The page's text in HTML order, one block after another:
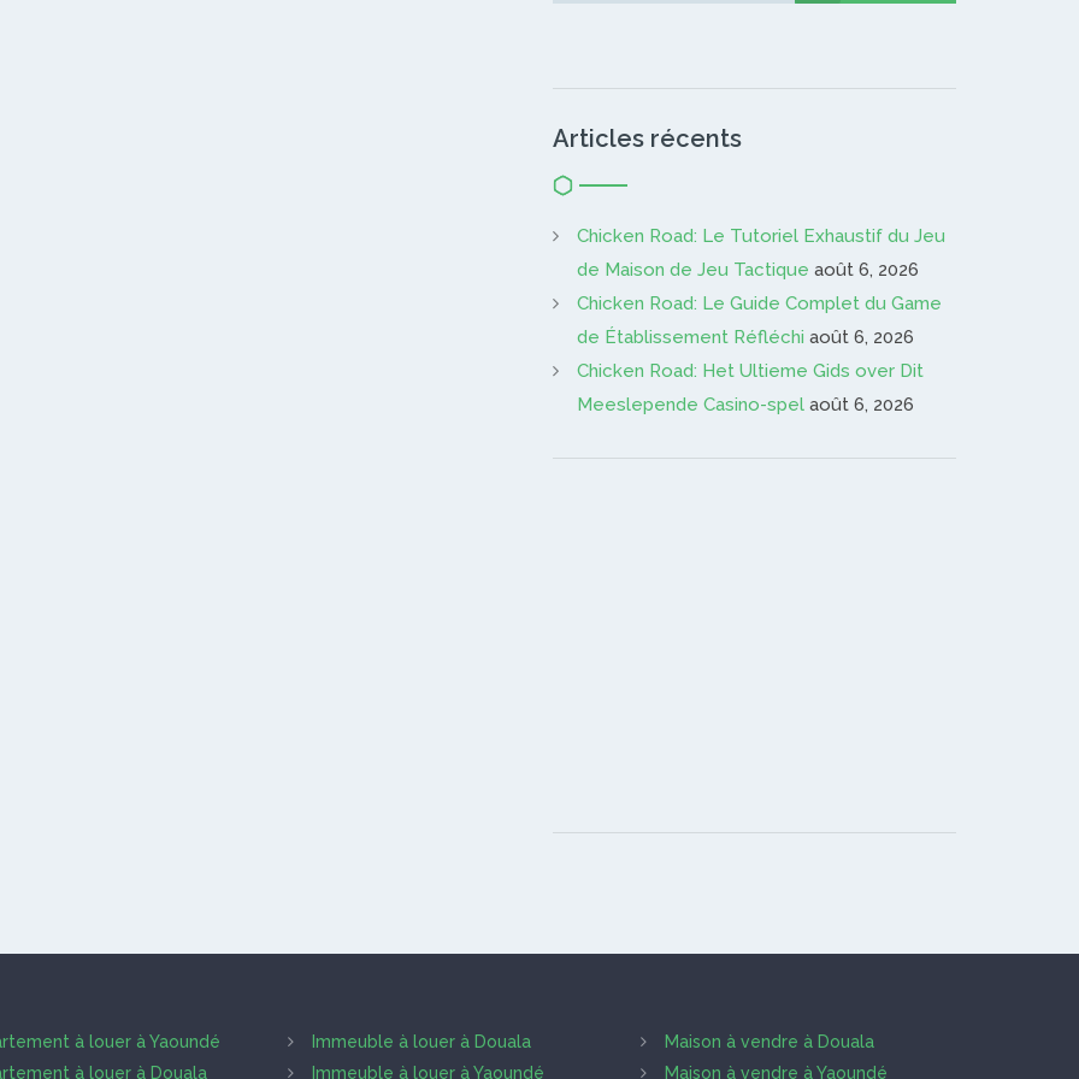
Articles récents
Chicken Road: Le Tutoriel Exhaustif du Jeu
de Maison de Jeu Tactique août 6, 2026
Chicken Road: Le Guide Complet du Game
de Établissement Réfléchi août 6, 2026
Chicken Road: Het Ultieme Gids over Dit
Meeslepende Casino-spel août 6, 2026
à louer à Yaoundé
à louer à Douala
Immeuble à louer à Douala
Immeuble à louer à Yaoundé
Maison à vendre à Douala
Maison à vendre à Yaoundé